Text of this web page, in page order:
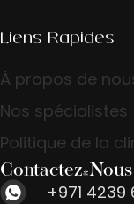
Liens Rapides
À propos de
Nos spécialistes
Politique de la
Contactez-Nous
+971 4239